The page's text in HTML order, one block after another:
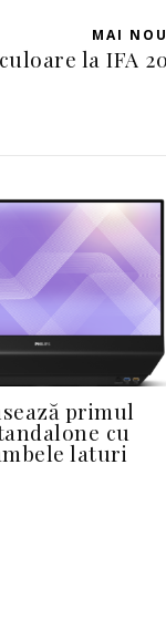
MAI NOU
la IFA
primul
cu
laturi